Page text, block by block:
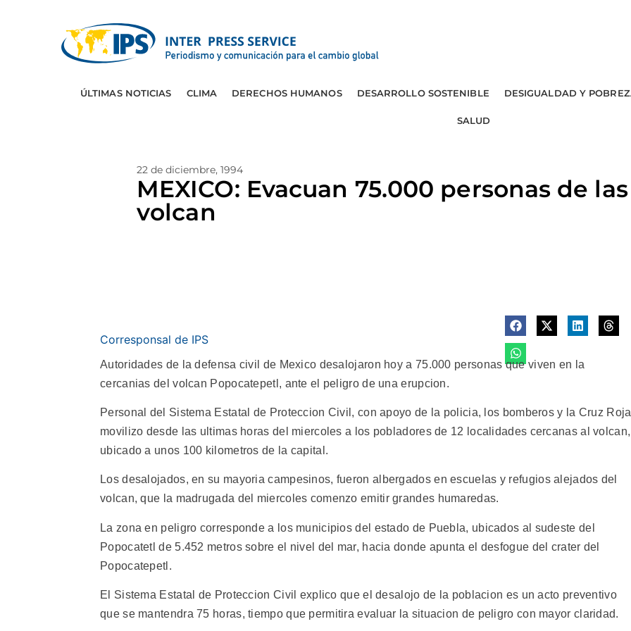
ÚLTIMAS NOTICIAS CLIMA DERECHOS HUMANOS DESARROLLO SOSTENIBLE DESIGUALDAD Y
SALUD
22 de diciembre, 1994
MEXICO: Evacuan 75.000 personas de
volcan
Corresponsal de IPS
Autoridades de la defensa civil de Mexico desalojaron hoy a 75.000 personas que viven en la
cercanias del volcan Popocatepetl, ante el peligro de una erupcion.
Personal del Sistema Estatal de Proteccion Civil, con apoyo de la policia, los bomberos y la Cruz
movilizo desde las ultimas horas del miercoles a los pobladores de 12 localidades cercanas al volcan,
ubicado a unos 100 kilometros de la capital.
Los desalojados, en su mayoria campesinos, fueron albergados en escuelas y refugios alejados del
volcan, que la madrugada del miercoles comenzo emitir grandes humaredas.
La zona en peligro corresponde a los municipios del estado de Puebla, ubicados al sudeste del
Popocatetl de 5.452 metros sobre el nivel del mar, hacia donde apunta el desfogue del crater del
Popocatepetl.
El Sistema Estatal de Proteccion Civil explico que el desalojo de la poblacion es un acto preventivo
que se mantendra 75 horas, tiempo que permitira evaluar la situacion de peligro con mayor claridad.